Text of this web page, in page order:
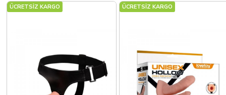
ÜCRETSİZ KARGO ÜCRETSİZ KARGO